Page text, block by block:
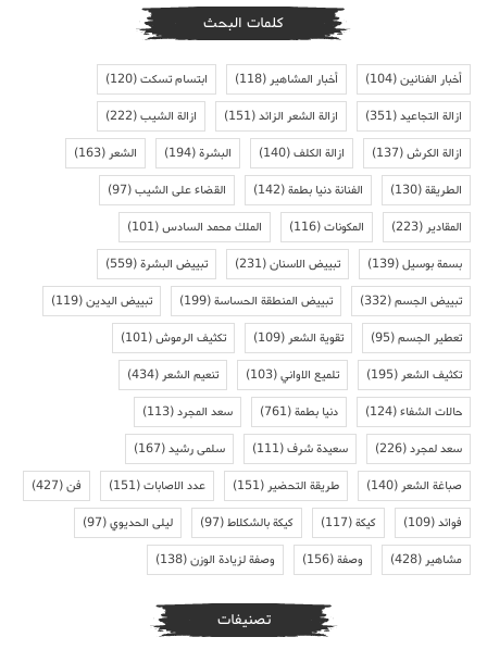
كلمات البحث
أخبار الفنانين(104) أخبار المشاهير(118) ابتسام تسكت(120)
ازالة التجاعيد(351) ازالة الشعر الزائد(151) ازالة الشيب(222)
ازالة الكرش(137) ازالة الكلف(140) البشرة(194) الشعر(163)
الطريقة(130) الفنانة دنيا بطمة(142) القضاء على الشيب(97)
المقادير(223) المكونات(116) الملك محمد السادس(101)
بسمة بوسيل(139) تبييض الاسنان(231) تبييض البشرة(559)
تبييض الجسم(332) تبييض المنطقة الحساسة(199) تبييض اليدين(119)
تعطير الجسم(95) تقوية الشعر(109) تكثيف الرموش(101)
تكثيف الشعر(195) تلميع الاواني(103) تنعيم الشعر(434)
حالات الشفاء(124) دنيا بطمة(761) سعد المجرد(113)
سعد لمجرد(226) سعيدة شرف(111) سلمى رشيد(167)
صباغة الشعر(140) طريقة التحضير(151) عدد الاصابات(151) فن(427)
فوائد(109) كيكة(117) كيكة بالشكلاط(97) ليلى الحديوي(97)
مشاهير(428) وصفة(156) وصفة لزيادة الوزن(138)
تصنيفات